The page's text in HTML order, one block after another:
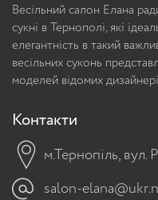
Весільний салон Елана
сукні в Тернополі, які
елегантність в такий
весільних суконь
моделей відомих
Контакти
м.Тернопіль, вул.
salon-